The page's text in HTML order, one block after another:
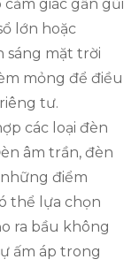
giác gần gũi
lớn hoặc
sáng mặt trời
mỏng để điều
tư.
các loại đèn
âm trần, đèn
điểm
thể lựa chọn
ra bầu không
ấm áp trong